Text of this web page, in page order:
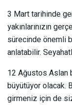
3 Mart tarihinde
yakınlarınızın
sürecinde önemli
anlatabilir.
12 Ağustos Aslan
büyütüyor olacak.
girmeniz için de